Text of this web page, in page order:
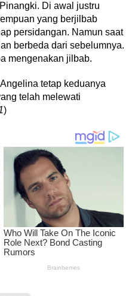
Di awal justru
yang berjilbab
persidangan. Namun saat
berbeda dari sebelumnya.
mengenakan jilbab.
tetap keduanya
telah melewati
)